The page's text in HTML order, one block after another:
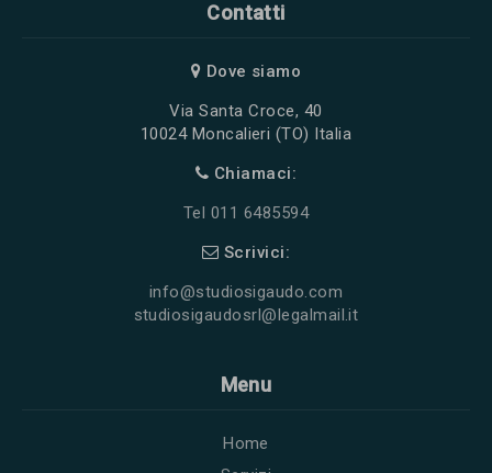
Contatti
Dove siamo
Via Santa Croce, 40
10024 Moncalieri (TO) Italia
Chiamaci:
Tel 011 6485594
Scrivici:
info@studiosigaudo.com
studiosigaudosrl@legalmail.it
Menu
Home